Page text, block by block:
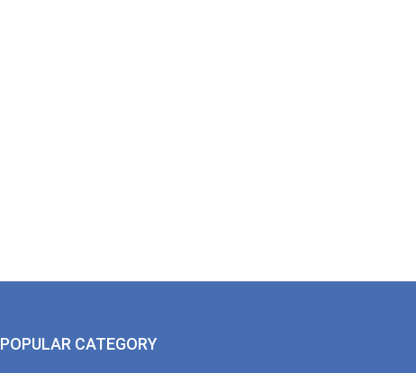
POPULAR CATEGORY